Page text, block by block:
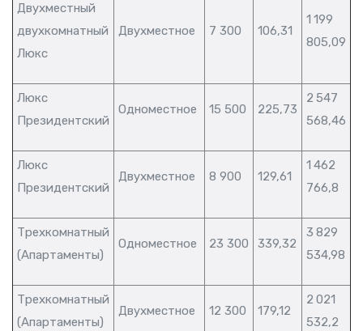
Двухместный
двухкомнатный
Люкс
Двухместное 7 300 106,31
1 199
805,09
Люкс
Президентский
Одноместное 15 500 225,73
2 547
568,46
Люкс
Президентский
Двухместное 8 900 129,61
1 462
766,8
Трехкомнатный
(Апартаменты)
Одноместное 23 300 339,32
3 829
534,98
Трехкомнатный
(Апартаменты)
Двухместное 12 300 179,12
2 021
532,2